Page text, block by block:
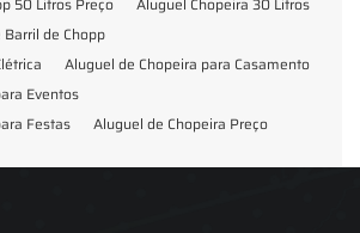
de Chopp
Aluguel de Chopeira para Casamento
Eventos
Festas
Aluguel de Chopeira Preço